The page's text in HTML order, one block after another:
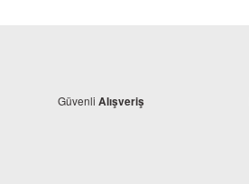
Güvenli Alışveriş